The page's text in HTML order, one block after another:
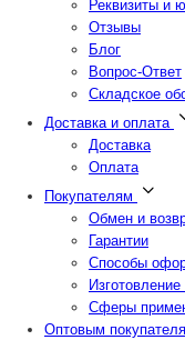
Реквизиты и
Отзывы
Блог
Вопрос-Ответ
Складское
Доставка и оплата
Доставка
Оплата
Покупателям
Обмен и
Гарантии
Способы
Изготовление
Сферы
Оптовым